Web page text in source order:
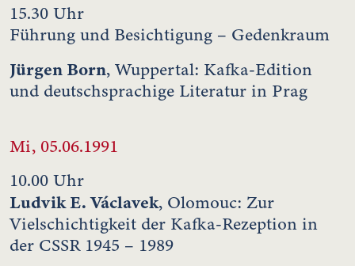
15.30 Uhr
Führung und Besichtigung – Gedenkraum
Jürgen Born, Wuppertal: Kafka-Edition
und deutschsprachige Literatur in Prag
Mi, 05.06.1991
10.00 Uhr
Ludvik E. Václavek, Olomouc: Zur
Vielschichtigkeit der Kafka-Rezeption in
der CSSR 1945 – 1989